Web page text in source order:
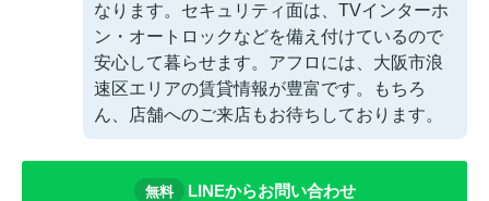
なります。セキュリティ面は、TVインターホ
ン・オートロックなどを備え付けているので
安心して暮らせます。アフロには、大阪市浪
速区エリアの賃貸情報が豊富です。もちろ
ん、店舗へのご来店もお待ちしております。
無料 LINEからお問い合わせ